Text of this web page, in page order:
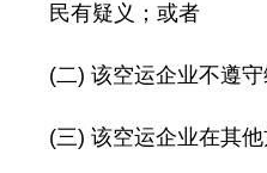
民有疑义；或者
(二) 该空运企业不遵守
(三) 该空运企业在其他